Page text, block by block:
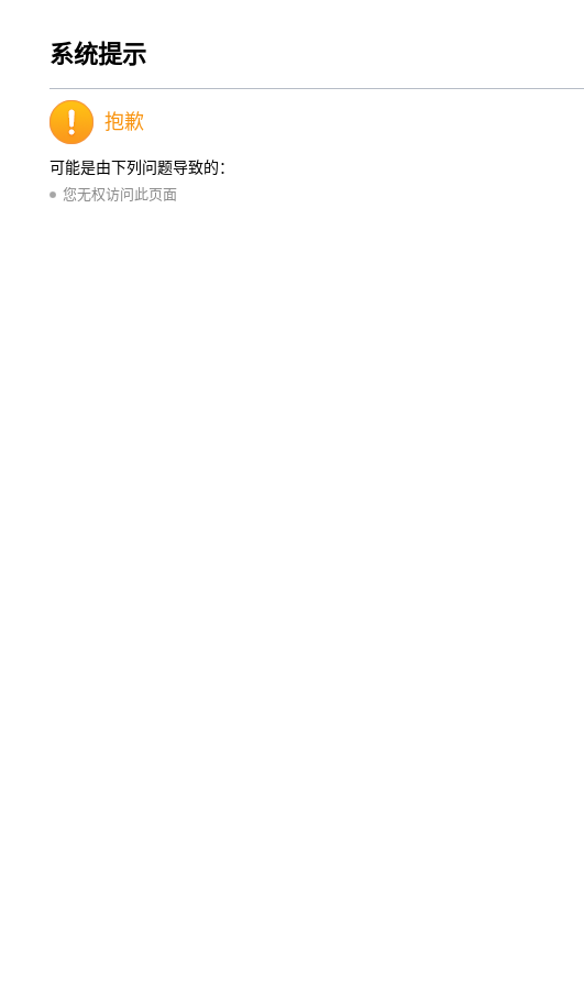
系统提示
抱歉
可能是由下列问题导致的：
您无权访问此页面